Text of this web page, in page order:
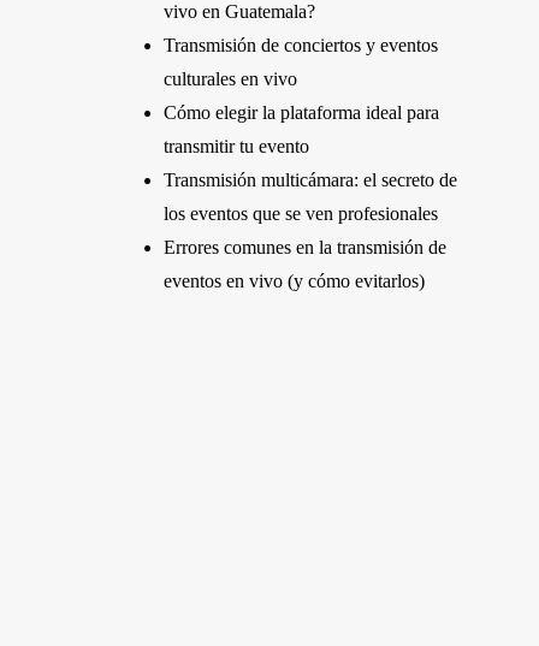
vivo en Guatemala?
Transmisión de conciertos y eventos
culturales en vivo
Cómo elegir la plataforma ideal para
transmitir tu evento
Transmisión multicámara: el secreto de
los eventos que se ven profesionales
Errores comunes en la transmisión de
eventos en vivo (y cómo evitarlos)